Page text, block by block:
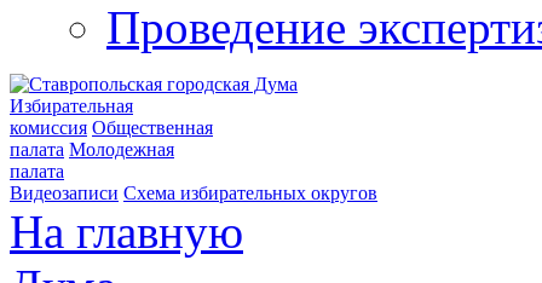
Проведение
Избирательная
комиссия Общественная
палата Молодежная
палата
Видеозаписи Схема избирательных округов
На главную